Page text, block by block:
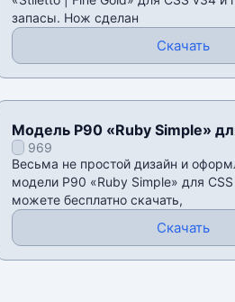
запасы. Нож сделан
Скачать
Модель P90 «Ruby Simple»
969
Весьма не простой дизайн и
модели P90 «Ruby Simple» для
можете бесплатно скачать,
Скачать